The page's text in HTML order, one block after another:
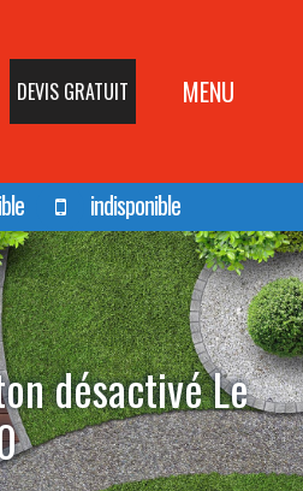
DEVIS GRATUIT MENU
indisponible
désactivé Le